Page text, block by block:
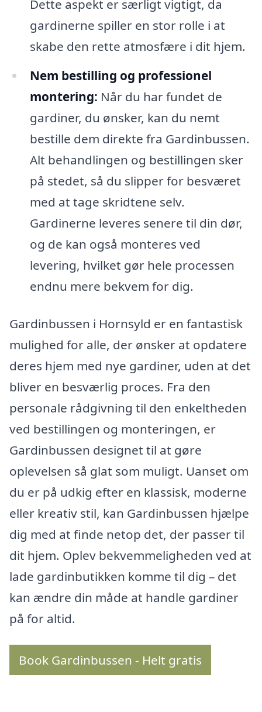
Dette aspekt er særligt vigtigt, da
gardinerne spiller en stor rolle i at
skabe den rette atmosfære i dit hjem.
Nem bestilling og professionel
montering: Når du har fundet de
gardiner, du ønsker, kan du nemt
bestille dem direkte fra Gardinbussen.
Alt behandlingen og bestillingen sker
på stedet, så du slipper for besværet
med at tage skridtene selv.
Gardinerne leveres senere til din dør,
og de kan også monteres ved
levering, hvilket gør hele processen
endnu mere bekvem for dig.
Gardinbussen i Hornsyld er en fantastisk
mulighed for alle, der ønsker at opdatere
deres hjem med nye gardiner, uden at det
bliver en besværlig proces. Fra den
personale rådgivning til den enkeltheden
ved bestillingen og monteringen, er
Gardinbussen designet til at gøre
oplevelsen så glat som muligt. Uanset om
du er på udkig efter en klassisk, moderne
eller kreativ stil, kan Gardinbussen hjælpe
dig med at finde netop det, der passer til
dit hjem. Oplev bekvemmeligheden ved at
lade gardinbutikken komme til dig – det
kan ændre din måde at handle gardiner
på for altid.
Book Gardinbussen - Helt gratis